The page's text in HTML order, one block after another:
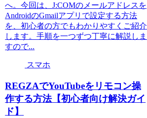
へ。今回は、J:COMのメールアドレスを
AndroidのGmailアプリで設定する方法
を、初心者の方でもわかりやすくご紹介
します。手順を一つずつ丁寧に解説しま
すので...
スマホ
REGZAでYouTubeをリモコン操
作する方法【初心者向け解決ガイ
ド】